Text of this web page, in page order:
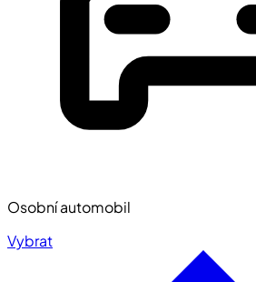
Osobní automobil
Vybrat